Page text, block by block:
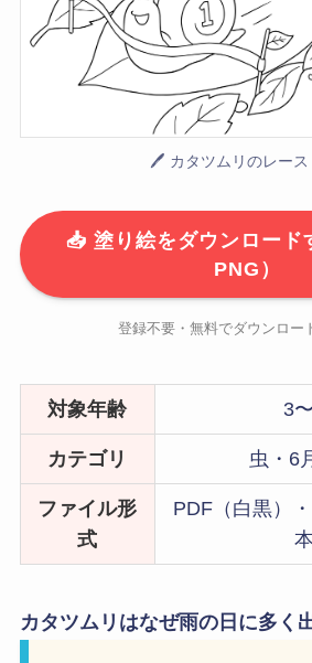
🖊 カタツムリのレース
📥 塗り絵をダウンロード
PNG）
登録不要・無料でダウンロー
対象年齢 3
カテゴリ 虫・6
ファイル形
式
PDF（白黒）
カタツムリはなぜ雨の日に多く